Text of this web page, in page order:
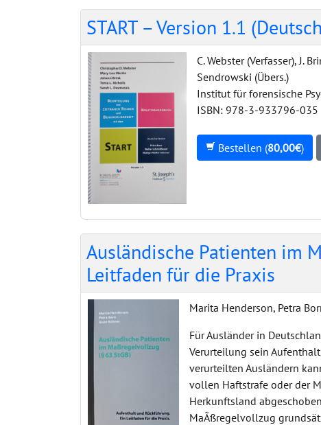
START – Version 1.1
C. Webster (Verfasser), J.
Sendrowski (Übers.)
Institut für forensische
ISBN: 978-3-933796-035
Bestellen (80,00€)
Ausländische Patienten im
Leitfaden für die Praxis
Marita Henderson, Petra
Für Ausländer in
Verurteilung sein
verurteilten Ausländern
vollen Haftstrafe oder der
Herkunftsland
MaÃßregelvollzug